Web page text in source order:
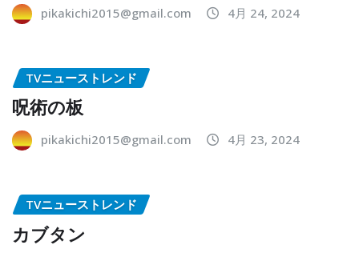
pikakichi2015@gmail.com 4月 24, 2024
TVニューストレンド
呪術の板
pikakichi2015@gmail.com 4月 23, 2024
TVニューストレンド
カブタン